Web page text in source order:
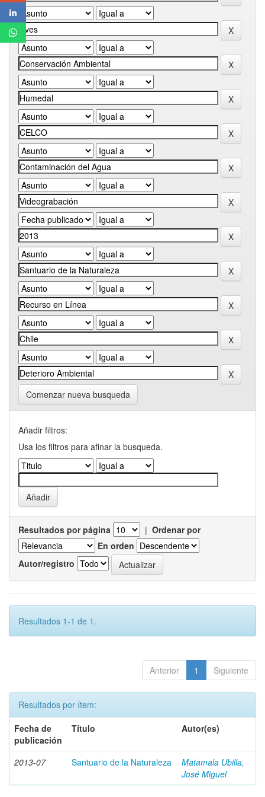
Comenzar nueva busqueda
Añadir filtros:
Usa los filtros para afinar la busqueda.
Resultados por página | Ordenar por
En orden
Autor/registro
Resultados 1-1 de 1.
Anterior 1 Siguiente
Resultados por ítem:
Fecha de
publicación
Título Autor(es)
2013-07 Santuario de la Naturaleza
Matamala Ubilla,
José Miguel